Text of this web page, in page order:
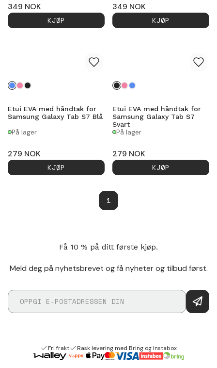
349 NOK
KJØP
349 NOK
KJØP
Etui EVA med håndtak for
Samsung Galaxy Tab S7 Blå
På lager
279 NOK
KJØP
Etui EVA med håndtak for
Samsung Galaxy Tab S7
Svart
På lager
279 NOK
KJØP
1
Få 10 % på ditt første kjøp.
Meld deg på nyhetsbrevet og få nyheter og tilbud først.
Fri frakt Rask levering med Bring og Instabox